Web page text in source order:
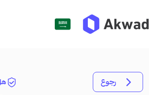
رجوع